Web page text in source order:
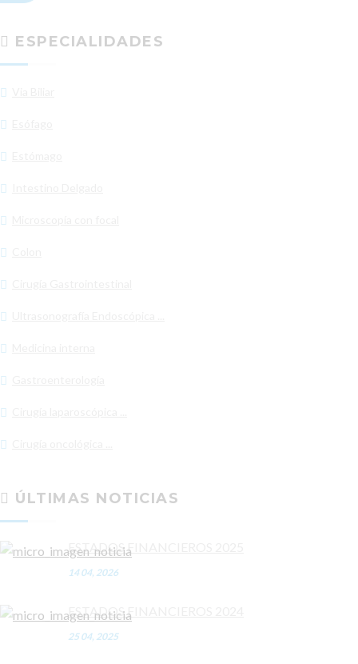
ESPECIALIDADES
ÚLTIMAS NOTICIAS
ESTADOS FINANCIEROS 2025
14 04, 2026
ESTADOS FINANCIEROS 2024
25 04, 2025